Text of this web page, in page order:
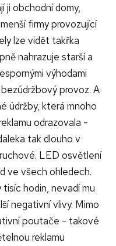
ji obchodní domy,
firmy provozující
lze vidět takřka
nahrazuje starší a
výhodami
provoz. A
údržby, která mnoho
odrazovala -
tak dlouho v
LED osvětlení
ve všech ohledech.
hodin, nevadí mu
negativní vlivy. Mimo
poutače - takové
reklamu